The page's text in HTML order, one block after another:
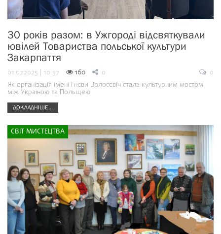
30 років разом: в Ужгороді відсвяткували
ювілей Товариства польської культури
Закарпаття
01.07.2025 | 10:37 160 0
0
Як організація імені Гнєви Волосєвіч стала культурним мостом
між Україною та Польщею
ДОКЛАДНІШЕ...
СВІТ МИСТЕЦТВА